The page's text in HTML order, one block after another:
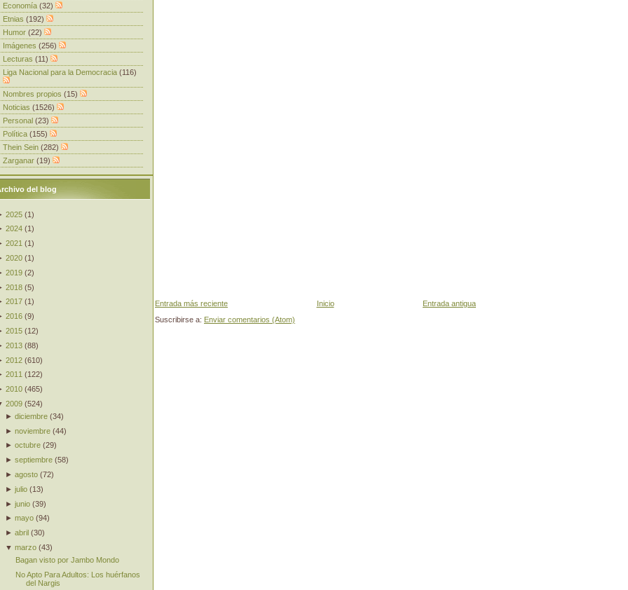
Entrada más reciente Entrada antigua
Inicio
Suscribirse a: Enviar comentarios (Atom)
Economía (32)
Etnias (192)
Humor (22)
Imágenes (256)
Lecturas (11)
Liga Nacional para la Democracia (116)
Nombres propios (15)
Noticias (1526)
Personal (23)
Política (155)
Thein Sein (282)
Zarganar (19)
del blog
2025 (1)
2024 (1 )
2021 (1)
2020 (1)
2019 (2)
2018 (5)
2017 (1 )
2016 (9)
2015 (12)
2013 (88)
2012 (610)
2011 (122)
2010 (465)
2009 (524)
►diciembre (34)
►noviembre (44)
►octubre (29)
►septiembre (58)
►agosto (72)
►julio (13)
►junio (39)
►mayo (94)
►abril (30)
▼marzo (43)
Bagan visto por Jambo Mondo
No Apto Para Adultos: Los huérfanos
del Nargis